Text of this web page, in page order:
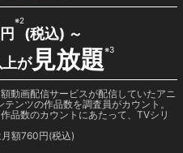
円
※2
(税込) ～
が見放題※3
動画配信サービスが配信していたアニ
ンツの作品数を調査員がカウント。
品数のカウントにあたって、TVシリ
額760円(税込)